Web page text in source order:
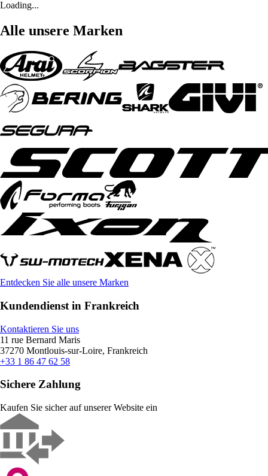
Loading...
Alle unsere Marken
Entdecken Sie alle unsere Marken
Kundendienst in Frankreich
Kontaktieren Sie uns
11 rue Bernard Maris
37270 Montlouis-sur-Loire, Frankreich
+33 1 86 47 62 58
Sichere Zahlung
Kaufen Sie sicher auf unserer Website ein